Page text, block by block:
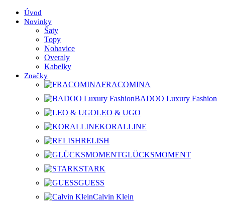
Úvod
Novinky
Šaty
Topy
Nohavice
Overaly
Kabelky
Značky
FRACOMINA
BADOO Luxury Fashion
LEO & UGO
KORALLINE
RELISH
GLÜCKSMOMENT
STARK
GUESS
Calvin Klein